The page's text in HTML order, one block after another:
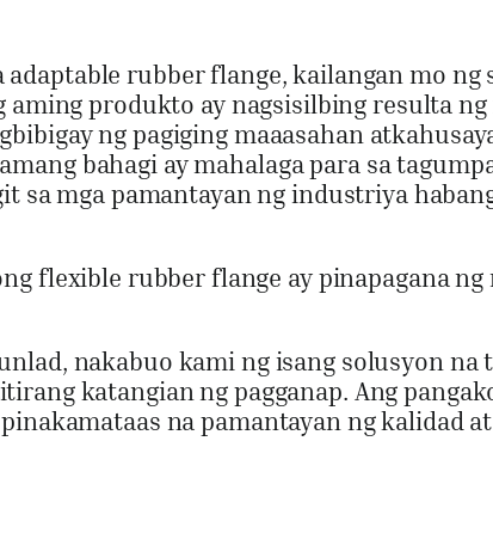
adaptable rubber flange, kailangan mo
produkto ay nagsisilbing resulta
ng pagiging maaasahan
bahagi ay mahalaga para sa
sa mga pamantayan ng industriya
flexible rubber flange ay pinapagana
nakabuo kami ng isang solusyon
katangian ng pagganap. Ang
na pamantayan ng kalidad